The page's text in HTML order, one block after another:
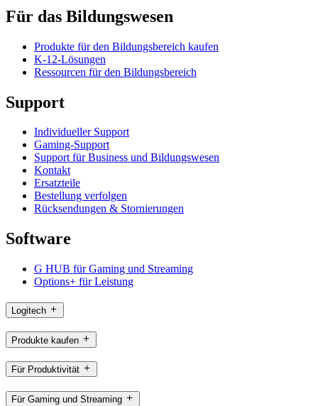
Für das Bildungswesen
Produkte für den Bildungsbereich kaufen
K-12-Lösungen
Ressourcen für den Bildungsbereich
Support
Individueller Support
Gaming-Support
Support für Business und Bildungswesen
Kontakt
Ersatzteile
Bestellung verfolgen
Rücksendungen & Stornierungen
Software
G HUB für Gaming und Streaming
Options+ für Leistung
Logitech
Produkte kaufen
Für Produktivität
Für Gaming und Streaming